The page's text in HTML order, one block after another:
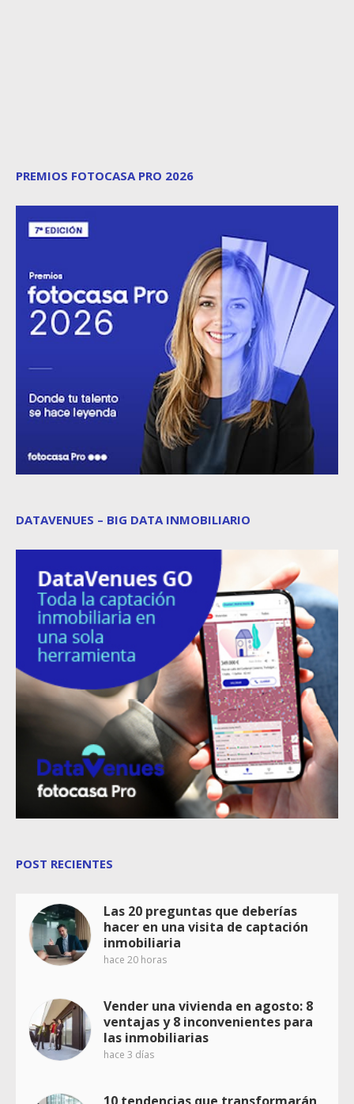
PREMIOS FOTOCASA PRO 2026
DATAVENUES – BIG DATA INMOBILIARIO
POST RECIENTES
Las 20 preguntas que deberías
hacer en una visita de captación
inmobiliaria
hace 20 horas
Vender una vivienda en agosto: 8
ventajas y 8 inconvenientes para
las inmobiliarias
hace 3 días